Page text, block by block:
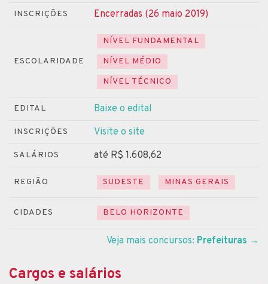
INSCRIÇÕES Encerradas (26 maio 2019)
ESCOLARIDADE
NÍVEL FUNDAMENTAL
NÍVEL MÉDIO
NÍVEL TÉCNICO
EDITAL Baixe o edital
INSCRIÇÕES Visite o site
SALÁRIOS até R$ 1.608,62
REGIÃO SUDESTE MINAS GERAIS
CIDADES BELO HORIZONTE
Veja mais concursos: Prefeituras →
Cargos e salários